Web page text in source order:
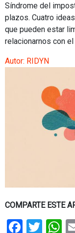
Síndrome del
plazos. Cuatro
que pueden estar
relacionarnos con
Autor: RIDYN
COMPARTE ESTE